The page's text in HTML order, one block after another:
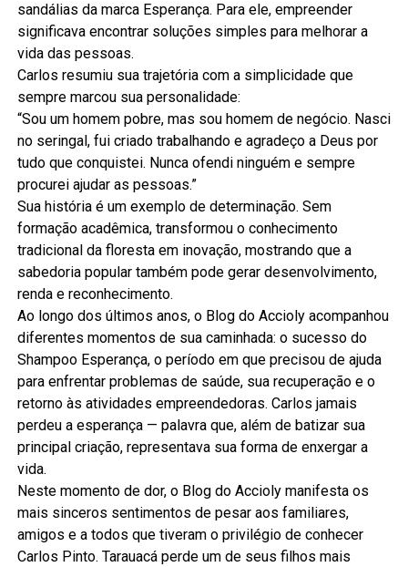
sandálias da marca Esperança. Para ele, empreender
significava encontrar soluções simples para melhorar a
vida das pessoas.
Carlos resumiu sua trajetória com a simplicidade que
sempre marcou sua personalidade:
“Sou um homem pobre, mas sou homem de negócio. Nasci
no seringal, fui criado trabalhando e agradeço a Deus por
tudo que conquistei. Nunca ofendi ninguém e sempre
procurei ajudar as pessoas.”
Sua história é um exemplo de determinação. Sem
formação acadêmica, transformou o conhecimento
tradicional da floresta em inovação, mostrando que a
sabedoria popular também pode gerar desenvolvimento,
renda e reconhecimento.
Ao longo dos últimos anos, o Blog do Accioly acompanhou
diferentes momentos de sua caminhada: o sucesso do
Shampoo Esperança, o período em que precisou de ajuda
para enfrentar problemas de saúde, sua recuperação e o
retorno às atividades empreendedoras. Carlos jamais
perdeu a esperança — palavra que, além de batizar sua
principal criação, representava sua forma de enxergar a
vida.
Neste momento de dor, o Blog do Accioly manifesta os
mais sinceros sentimentos de pesar aos familiares,
amigos e a todos que tiveram o privilégio de conhecer
Carlos Pinto. Tarauacá perde um de seus filhos mais